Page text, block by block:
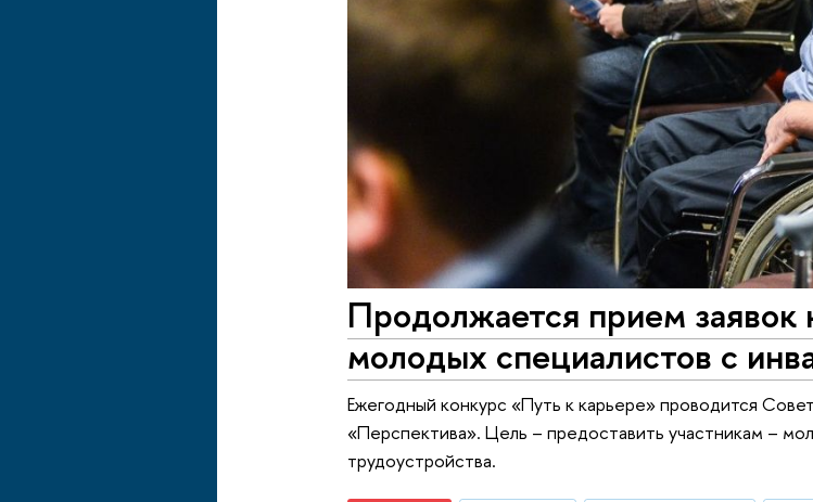
Продолжается прием заявок
молодых специалистов с
Ежегодный конкурс «Путь к карьере» проводится
«Перспектива». Цель – предоставить участникам –
трудоустройства.